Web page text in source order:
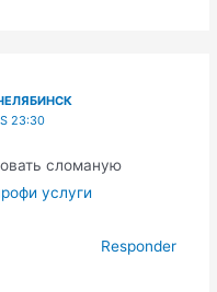
23:30
сломаную
услуги
Responder